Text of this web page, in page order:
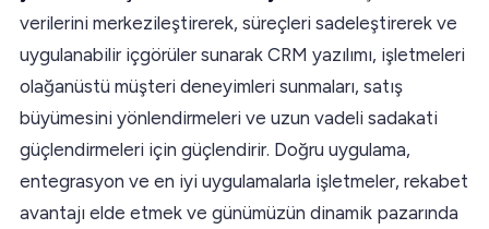
verilerini merkezileştirerek, süreçleri sadeleştirerek ve
uygulanabilir içgörüler sunarak CRM yazılımı, işletmeleri
olağanüstü müşteri deneyimleri sunmaları, satış
büyümesini yönlendirmeleri ve uzun vadeli sadakati
güçlendirmeleri için güçlendirir. Doğru uygulama,
entegrasyon ve en iyi uygulamalarla işletmeler, rekabet
avantajı elde etmek ve günümüzün dinamik pazarında